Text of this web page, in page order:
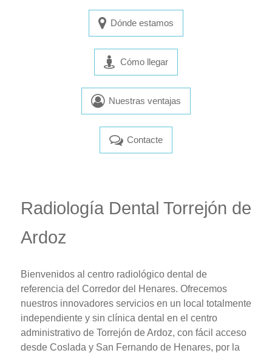
Dónde estamos
Cómo llegar
Nuestras ventajas
Contacte
Radiología Dental Torrejón de
Ardoz
Bienvenidos al centro radiológico dental de
referencia del Corredor del Henares. Ofrecemos
nuestros innovadores servicios en un local totalmente
independiente y sin clínica dental en el centro
administrativo de Torrejón de Ardoz, con fácil acceso
desde Coslada y San Fernando de Henares, por la